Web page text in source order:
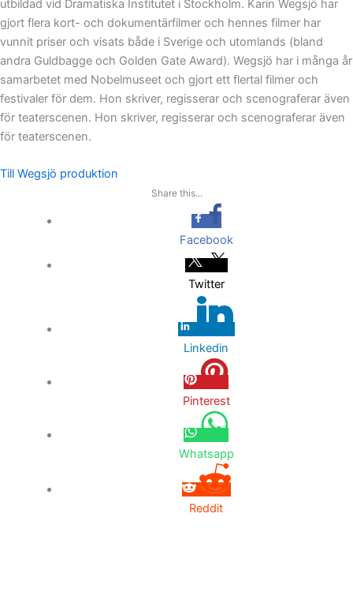
utbildad vid Dramatiska Institutet i Stockholm. Karin Wegsjö har
gjort flera kort- och dokumentärfilmer och hennes filmer har
vunnit priser och visats både i Sverige och utomlands (bland
andra Guldbagge och Golden Gate Award). Wegsjö har i många år
samarbetet med Nobelmuseet och gjort ett flertal filmer och
festivaler för dem. Hon skriver, regisserar och scenograferar även
för teaterscenen. Hon skriver, regisserar och scenograferar även
för teaterscenen.
Till Wegsjö produktion
Share this...
Facebook
Twitter
Linkedin
Pinterest
Whatsapp
Reddit